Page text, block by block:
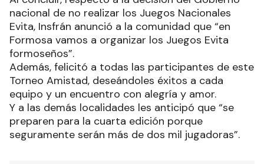
nacional de no realizar los Juegos Nacionales
Evita, Insfrán anunció a la comunidad que “en
Formosa vamos a organizar los Juegos Evita
formoseños”.
Además, felicitó a todas las participantes de este
Torneo Amistad, deseándoles éxitos a cada
equipo y un encuentro con alegría y amor.
Y a las demás localidades les anticipó que “se
preparen para la cuarta edición porque
seguramente serán más de dos mil jugadoras”.